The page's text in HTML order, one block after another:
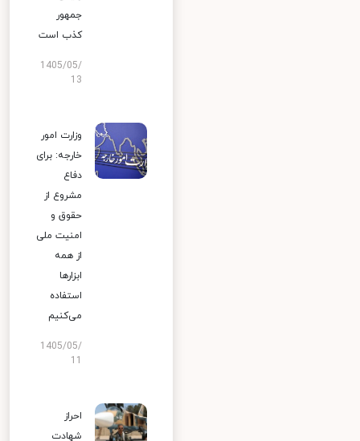
جمهور
کذب است
1405/05/
13
وزارت امور
خارجه: برای
دفاع
مشروع از
حقوق و
امنیت ملی
از همه
ابزارها
استفاده
می‌کنیم
1405/05/
احراز
شهادت